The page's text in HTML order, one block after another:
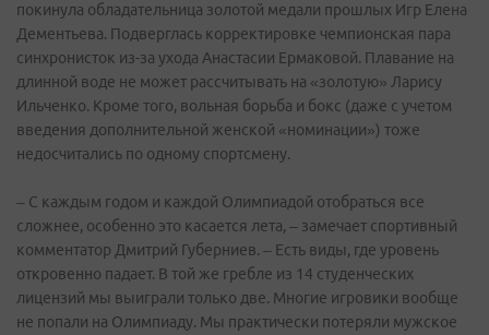
покинула обладательница золотой медали прошлых Игр Елена
Дементьева. Подверглась корректировке чемпионская пара
синхронисток из-за ухода Анастасии Ермаковой. Плавание на
длинной воде не может рассчитывать на «золотую» Ларису
Ильченко. Кроме того, вольная борьба и бокс (даже с учетом
введения дополнительной женской «номинации») тоже
недосчитались по одному спортсмену.
– С каждым годом и каждой Олимпиадой отобраться все
сложнее, особенно это касается лета, – замечает спортивный
комментатор Дмитрий Губерниев. – Есть виды, где уровень
откровенно падает. В той же гребле из 14 студенческих
лицензий мы выиграли только две. Многие игровики вообще
не попали на Олимпиаду. Мы практически потеряли мужское